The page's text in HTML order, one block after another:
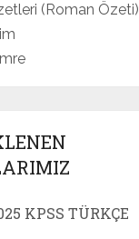
(Roman Özeti)
KPSS TÜRKÇE